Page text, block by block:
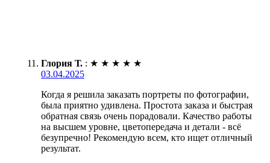
Глория Т. : ★ ★ ★ ★ ★
03.04.2025
Когда я решила заказать портреты по фотографии,
была приятно удивлена. Простота заказа и быстрая
обратная связь очень порадовали. Качество работы
на высшем уровне, цветопередача и детали - всё
безупречно! Рекомендую всем, кто ищет отличный
результат.